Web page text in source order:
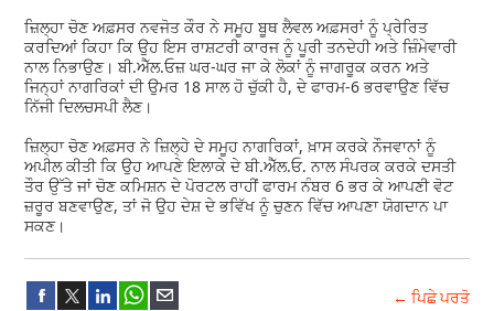
ਜ਼ਿਲ੍ਹਾ ਚੋਣ ਅਫ਼ਸਰ ਨਵਜੋਤ ਕੌਰ ਨੇ ਸਮੂਹ ਬੂਥ ਲੈਵਲ ਅਫ਼ਸਰਾਂ ਨੂੰ ਪ੍ਰੇਰਿਤ
ਕਰਦਿਆਂ ਕਿਹਾ ਕਿ ਉਹ ਇਸ ਰਾਸ਼ਟਰੀ ਕਾਰਜ ਨੂੰ ਪੂਰੀ ਤਨਦੇਹੀ ਅਤੇ ਜ਼ਿੰਮੇਵਾਰੀ
ਨਾਲ ਨਿਭਾਉਣ। ਬੀ.ਐੱਲ.ਓਜ਼ ਘਰ-ਘਰ ਜਾ ਕੇ ਲੋਕਾਂ ਨੂੰ ਜਾਗਰੂਕ ਕਰਨ ਅਤੇ
ਜਿਨ੍ਹਾਂ ਨਾਗਰਿਕਾਂ ਦੀ ਉਮਰ 18 ਸਾਲ ਹੋ ਚੁੱਕੀ ਹੈ, ਦੇ ਫਾਰਮ-6 ਭਰਵਾਉਣ ਵਿੱਚ
ਨਿੱਜੀ ਦਿਲਚਸਪੀ ਲੈਣ।
ਜ਼ਿਲ੍ਹਾ ਚੋਣ ਅਫ਼ਸਰ ਨੇ ਜ਼ਿਲ੍ਹੇ ਦੇ ਸਮੂਹ ਨਾਗਰਿਕਾਂ, ਖ਼ਾਸ ਕਰਕੇ ਨੌਜਵਾਨਾਂ ਨੂੰ
ਅਪੀਲ ਕੀਤੀ ਕਿ ਉਹ ਆਪਣੇ ਇਲਾਕੇ ਦੇ ਬੀ.ਐੱਲ.ਓ. ਨਾਲ ਸੰਪਰਕ ਕਰਕੇ ਦਸਤੀ
ਤੌਰ ਉੱਤੇ ਜਾਂ ਚੋਣ ਕਮਿਸ਼ਨ ਦੇ ਪੋਰਟਲ ਰਾਹੀਂ ਫਾਰਮ ਨੰਬਰ 6 ਭਰ ਕੇ ਆਪਣੀ ਵੋਟ
ਜ਼ਰੂਰ ਬਣਵਾਉਣ, ਤਾਂ ਜੋ ਉਹ ਦੇਸ਼ ਦੇ ਭਵਿੱਖ ਨੂੰ ਚੁਣਨ ਵਿੱਚ ਆਪਣਾ ਯੋਗਦਾਨ ਪਾ
ਸਕਣ।
← ਪਿਛੇ ਪਰਤੋ